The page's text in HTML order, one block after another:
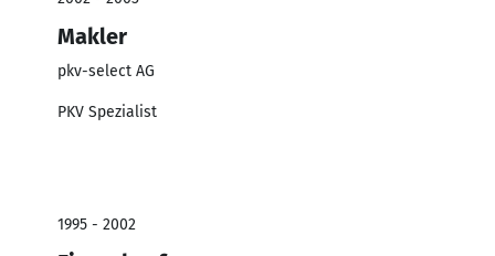
Makler
pkv-select AG
PKV Spezialist
1995 - 2002